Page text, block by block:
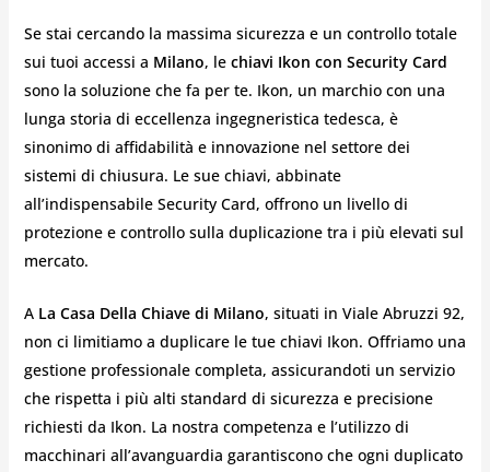
Se stai cercando la massima sicurezza e un controllo totale
sui tuoi accessi a Milano, le chiavi Ikon con Security Card
sono la soluzione che fa per te. Ikon, un marchio con una
lunga storia di eccellenza ingegneristica tedesca, è
sinonimo di affidabilità e innovazione nel settore dei
sistemi di chiusura. Le sue chiavi, abbinate
all’indispensabile Security Card, offrono un livello di
protezione e controllo sulla duplicazione tra i più elevati sul
mercato.
A La Casa Della Chiave di Milano, situati in Viale Abruzzi 92,
non ci limitiamo a duplicare le tue chiavi Ikon. Offriamo una
gestione professionale completa, assicurandoti un servizio
che rispetta i più alti standard di sicurezza e precisione
richiesti da Ikon. La nostra competenza e l’utilizzo di
macchinari all’avanguardia garantiscono che ogni duplicato